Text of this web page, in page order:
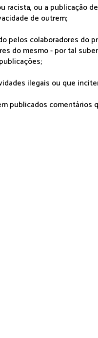
racista, ou a publicação
de outrem;
pelos colaboradores do
do mesmo - por tal
ilegais ou que
publicados comentários